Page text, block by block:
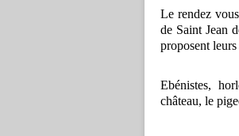
Le rendez
de Saint Jean
proposent
Ebénistes,
château, le